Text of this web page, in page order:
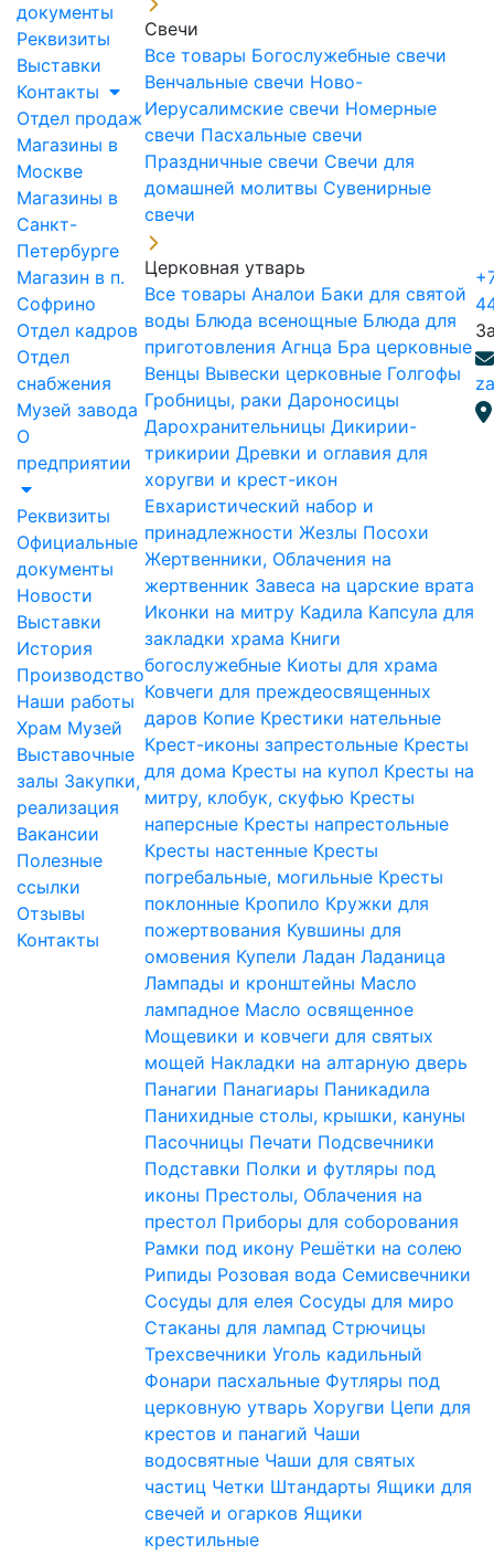
документы
Реквизиты
Выставки
Контакты
Отдел продаж
Магазины в
Москве
Магазины в
Санкт-
Петербурге
Магазин в п.
Софрино
Отдел кадров
Отдел
снабжения
Музей завода
О
предприятии
Реквизиты
Официальные
документы
Новости
Выставки
История
Производство
Наши работы
Храм Музей
Выставочные
залы Закупки,
реализация
Вакансии
Полезные
ссылки
Отзывы
Контакты
Свечи
Все товары Богослужебные свечи
Венчальные свечи Ново-
Иерусалимские свечи Номерные
свечи Пасхальные свечи
Праздничные свечи Свечи для
домашней молитвы Сувенирные
свечи
Церковная утварь
Все товары Аналои Баки для святой
воды Блюда всенощные Блюда для
приготовления Агнца Бра церковные
Венцы Вывески церковные Голгофы
Гробницы, раки Дароносицы
Дарохранительницы Дикирии-
трикирии Древки и оглавия для
хоругви и крест-икон
Евхаристический набор и
принадлежности Жезлы Посохи
Жертвенники, Облачения на
жертвенник Завеса на царские врата
Иконки на митру Кадила Капсула для
закладки храма Книги
богослужебные Киоты для храма
Ковчеги для преждеосвященных
даров Копие Крестики нательные
Крест-иконы запрестольные Кресты
для дома Кресты на купол Кресты на
митру, клобук, скуфью Кресты
наперсные Кресты напрестольные
Кресты настенные Кресты
погребальные, могильные Кресты
поклонные Кропило Кружки для
пожертвования Кувшины для
омовения Купели Ладан Ладаница
Лампады и кронштейны Масло
лампадное Масло освященное
Мощевики и ковчеги для святых
мощей Накладки на алтарную дверь
Панагии Панагиары Паникадила
Панихидные столы, крышки, кануны
Пасочницы Печати Подсвечники
Подставки Полки и футляры под
иконы Престолы, Облачения на
престол Приборы для соборования
Рамки под икону Решётки на солею
Рипиды Розовая вода Семисвечники
Сосуды для елея Сосуды для миро
Стаканы для лампад Стрючицы
Трехсвечники Уголь кадильный
Фонари пасхальные Футляры под
церковную утварь Хоругви Цепи для
крестов и панагий Чаши
водосвятные Чаши для святых
частиц Четки Штандарты Ящики для
свечей и огарков Ящики
крестильные